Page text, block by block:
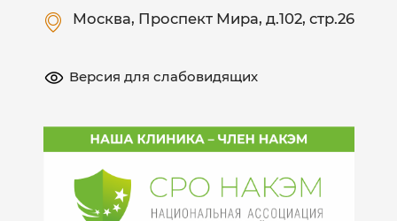
Москва, Проспект Мира, д.102, стр.26
Версия для слабовидящих